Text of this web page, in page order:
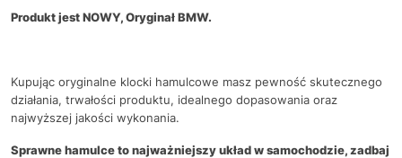
Produkt jest NOWY, Oryginał BMW.
Kupując oryginalne klocki hamulcowe masz pewność skutecznego
działania, trwałości produktu, idealnego dopasowania oraz
najwyższej jakości wykonania.
Sprawne hamulce to najważniejszy układ w samochodzie, zadbaj